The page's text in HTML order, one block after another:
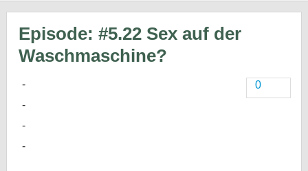
Episode: #5.22 Sex auf der
Waschmaschine?
0
Kolumnen